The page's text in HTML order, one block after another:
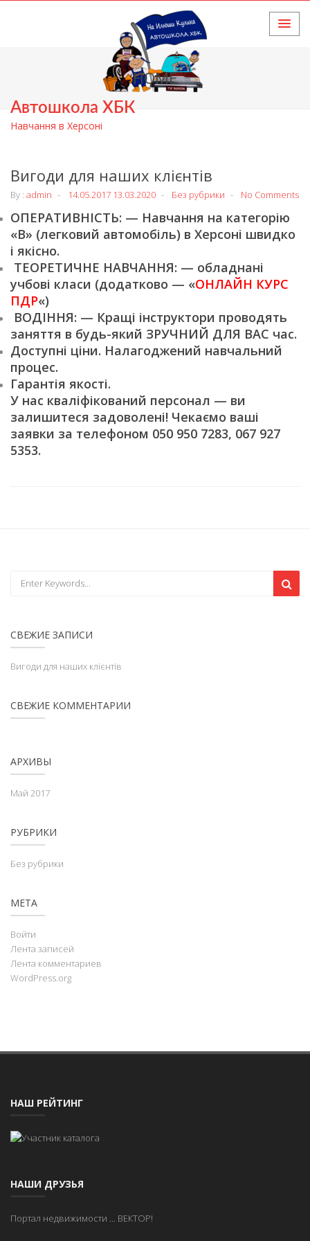
Автошкола ХБК
Навчання в Херсоні
HOME
Вигоди для наших клієнтів
By : admin 14.05.2017 13.03.2020 Без рубрики No Comments
ОПЕРАТИВНІСТЬ: — Навчання на категорію
«В» (легковий автомобіль) в Херсоні швидко
і якісно.
ТЕОРЕТИЧНЕ НАВЧАННЯ: — обладнані
учбові класи (додатково — «ОНЛАЙН КУРС
ПДР«)
ВОДІННЯ: — Кращі інструктори проводять
заняття в будь-який ЗРУЧНИЙ ДЛЯ ВАС час.
Доступні ціни. Налагоджений навчальний
процес.
Гарантія якості.
У нас кваліфікований персонал — ви
залишитеся задоволені! Чекаємо ваші
заявки за телефоном 050 950 7283, 067 927
5353.
СВЕЖИЕ ЗАПИСИ
Вигоди для наших клієнтів
СВЕЖИЕ КОММЕНТАРИИ
АРХИВЫ
Май 2017
РУБРИКИ
Без рубрики
МЕТА
Войти
Лента записей
Лента комментариев
WordPress.org
НАШ РЕЙТИНГ
НАШИ ДРУЗЬЯ
Портал недвижимости ... ВЕКТОР!